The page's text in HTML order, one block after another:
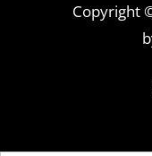
Copyright